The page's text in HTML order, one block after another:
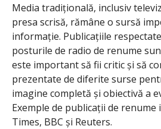
Media tradițională, inclusiv
presa scrisă, rămâne o sursă
informație. Publicațiile
posturile de radio de renume
este important să fii critic și să
prezentate de diferite surse
imagine completă și obiectivă a
Exemple de publicații de
Times, BBC și Reuters.